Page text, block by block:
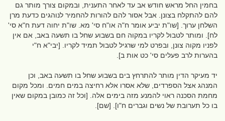
בחמין החל מראש חודש אב עד לאחר התענית, ובמקום צורך מותר גם
להם להתקלח בצונן. אבל אסור להם להורות להחמיר לנוהגים כדעת מרן
השלחן ערוך. [שו"ת יביע אומר ח"ה או"ח סי' מא. שו"ת יחוה דעת ח"א סי'
לח]. ומותר לטבול לקריו במקוה חם בשבוע שחל בו תשעה באב, אם אין
לפניו מקוה צונן, ובפרט למי שרגיל לטבול תמיד לקריו. [יבי"א ח"י
בהערות לרב פעלים סי' כט אות ב].
יד מעיקר הדין מותר להתרחץ בים בשבוע שחל בו תשעה באב, וכן
המנהג אצל הספרדים, שלא אסרו אלא רחיצה במים חמים. ומכל מקום
מחמת הסכנה ראוי להמנע מזה בימים אלה. [וכל זה כמובן במקום שאין
בו כל תערובת של נשים וגברים ח"ו]. [שם].